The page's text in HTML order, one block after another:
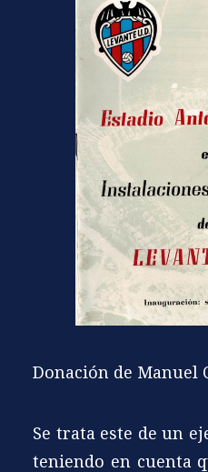
Donación de Manuel
Se trata este de un
teniendo en cuenta